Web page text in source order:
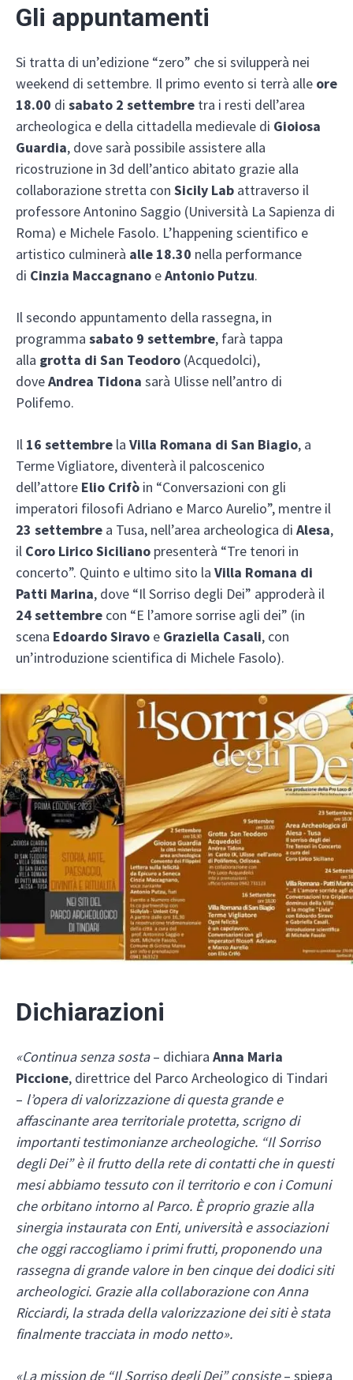
Gli appuntamenti
Si tratta di un’edizione “zero” che si svilupperà nei
weekend di settembre. Il primo evento si terrà alle ore
18.00 di sabato 2 settembre tra i resti dell’area
archeologica e della cittadella medievale di Gioiosa
Guardia, dove sarà possibile assistere alla
ricostruzione in 3d dell’antico abitato grazie alla
collaborazione stretta con Sicily Lab attraverso il
professore Antonino Saggio (Università La Sapienza di
Roma) e Michele Fasolo. L’happening scientifico e
artistico culminerà alle 18.30 nella performance
di Cinzia Maccagnano eAntonio Putzu.
Il secondo appuntamento della rassegna, in
programma sabato 9 settembre, farà tappa
alla grotta di San Teodoro (Acquedolci),
doveAndrea Tidona sarà Ulisse nell’antro di
Polifemo.
Il 16 settembre la Villa Romana di San Biagio, a
Terme Vigliatore, diventerà il palcoscenico
dell’attore Elio Crifò in “Conversazioni con gli
imperatori filosofi Adriano e Marco Aurelio”, mentre il
23 settembre a Tusa, nell’area archeologica di Alesa,
il Coro Lirico Siciliano presenterà “Tre tenori in
concerto”. Quinto e ultimo sito la Villa Romana di
Patti Marina, dove “Il Sorriso degli Dei” approderà il
24 settembre con “E l’amore sorrise agli dei” (in
scena Edoardo Siravo e Graziella Casali, con
un’introduzione scientifica di Michele Fasolo).
Dichiarazioni
«Continua senza sosta– dichiara Anna Maria
Piccione, direttrice del Parco Archeologico di Tindari
– l’opera di valorizzazione di questa grande e
affascinante area territoriale protetta, scrigno di
importanti testimonianze archeologiche. “Il Sorriso
degli Dei” è il frutto della rete di contatti che in questi
mesi abbiamo tessuto con il territorio e con i Comuni
che orbitano intorno al Parco. È proprio grazie alla
sinergia instaurata con Enti, università e associazioni
che oggi raccogliamo i primi frutti, proponendo una
rassegna di grande valore in ben cinque dei dodici siti
archeologici. Grazie alla collaborazione con Anna
Ricciardi, la strada della valorizzazione dei siti è stata
finalmente tracciata in modo netto».
«La mission de “Il Sorriso degli Dei” consiste– spiega